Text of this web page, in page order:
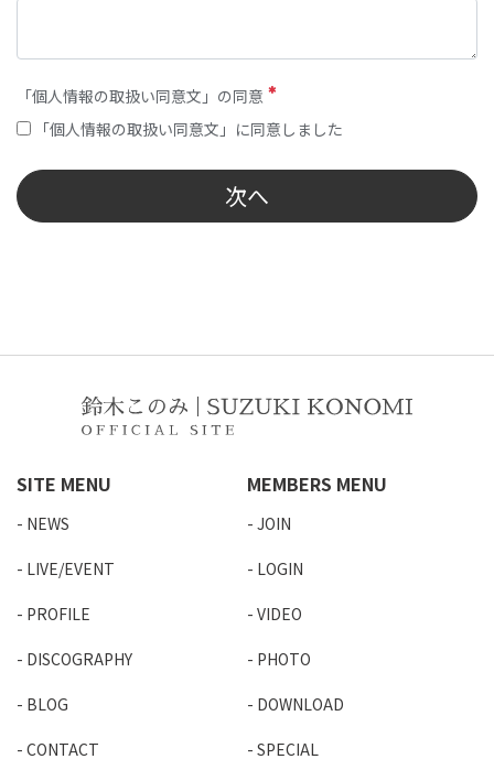
「個人情報の取扱い同意文」の同意
「個人情報の取扱い同意文」に同意しました
次へ
SITE MENU
NEWS
LIVE/EVENT
PROFILE
DISCOGRAPHY
BLOG
CONTACT
MEMBERS MENU
JOIN
LOGIN
VIDEO
PHOTO
DOWNLOAD
SPECIAL